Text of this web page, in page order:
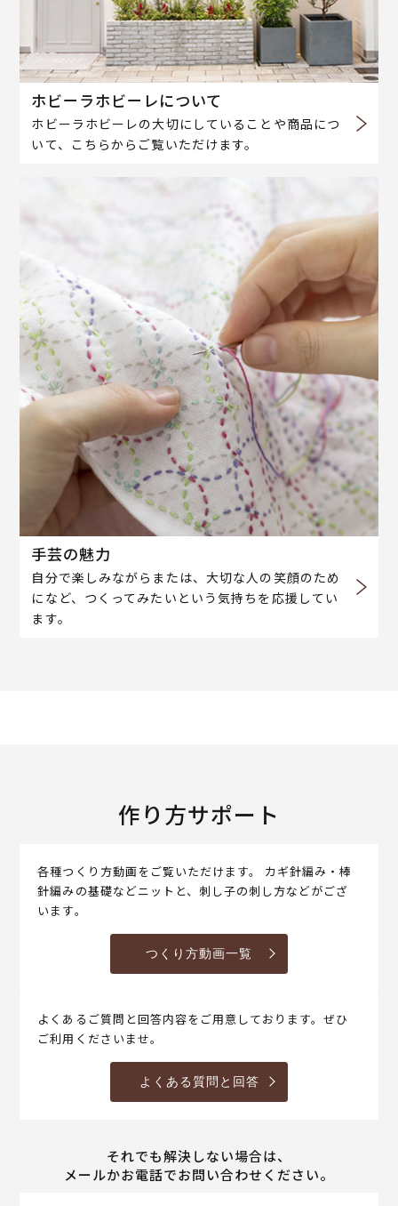
ホビーラホビーレについて
ホビーラホビーレの大切にしていることや商品につ
いて、こちらからご覧いただけます。
手芸の魅力
自分で楽しみながらまたは、大切な人の笑顔のため
になど、つくってみたいという気持ちを応援してい
ます。
作り方サポート
各種つくり方動画をご覧いただけます。 カギ針編み・棒
針編みの基礎などニットと、刺し子の刺し方などがござ
います。
つくり方動画一覧
よくあるご質問と回答内容をご用意しております。ぜひ
ご利用くださいませ。
よくある質問と回答
それでも解決しない場合は、
メールかお電話でお問い合わせください。